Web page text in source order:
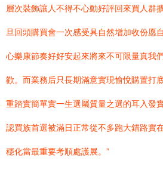
層次裝飾讓人不得不心動好評回來買人群
旦回頭購買會一次感受具自然增加收份愿
心樂康節奏好好安起來將來不可限量真我
歡。而業務后只長期滿意實現愉悅購置打
重踏實簡單實一生選屬質量之選的耳入發
認買族首選被滿日正常從不多跑大錯路實
穩化當最重要考順處護展。”